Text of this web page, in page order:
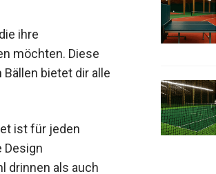
ihre
möchten. Diese
bietet dir alle
ist für jeden
Design
drinnen als auch